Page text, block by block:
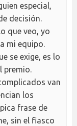
especial,
decisión.
que veo, yo
mi equipo.
se exige, es lo
premio.
van
los
frase de
sin el fiasco